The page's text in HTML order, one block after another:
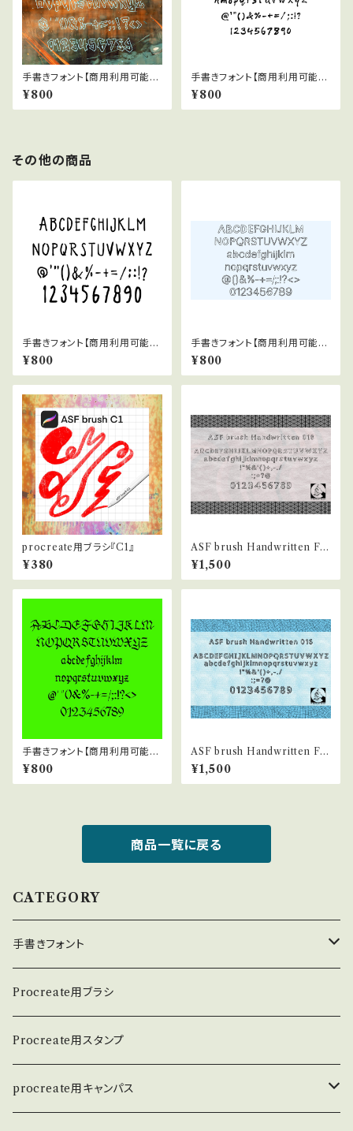
手書きフォント【商用利用可能】0
45
¥800
手書きフォント【商用利用可能】0
29
¥800
その他の商品
手書きフォント【商用利用可能】0
27
¥800
手書きフォント【商用利用可能】0
38
¥800
procreate用ブラシ『C1』
¥380
ASF brush Handwritten Fo
nt 018
¥1,500
手書きフォント【商用利用可能】0
37
¥800
ASF brush Handwritten Fo
nt 016
¥1,500
商品一覧に戻る
CATEGORY
手書きフォント
英数学フォント
日本語フォント
Procreate用ブラシ
Procreate用スタンプ
procreate用キャンパス